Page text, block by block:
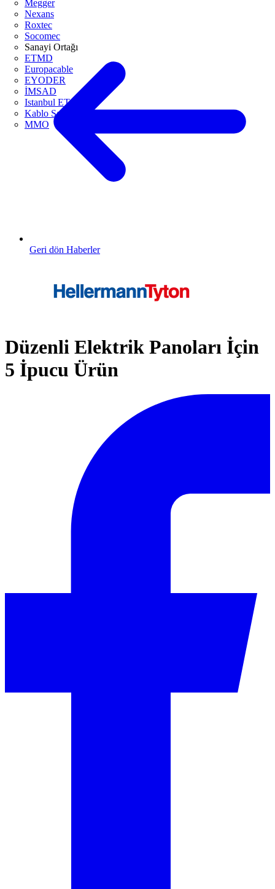
Megger
Nexans
Roxtec
Socomec
Sanayi Ortağı
ETMD
Europacable
EYODER
İMSAD
Istanbul ETO
Kablo Sanayicileri Derneği
MMO
Geri dön Haberler
Düzenli Elektrik Panoları İçin
5 İpucu Ürün